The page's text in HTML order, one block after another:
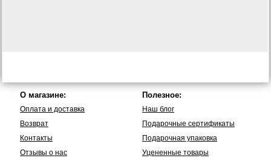
О магазине:
Оплата и доставка
Возврат
Контакты
Отзывы о нас
Полезное:
Наш блог
Подарочные сертификаты
Подарочная упаковка
Уцененные товары